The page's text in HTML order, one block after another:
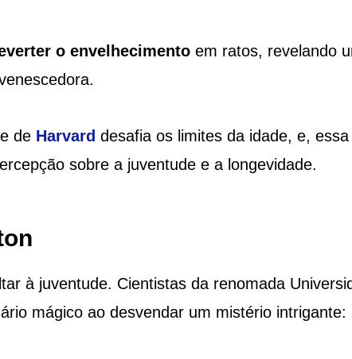
o envelhecimentoem ratos, revelando
de Harvard desafia os limites da idade, e, essa
sobre a juventude e a longevidade.
à juventude. Cientistas da renomada
mágico ao desvendar um mistério intrigante: